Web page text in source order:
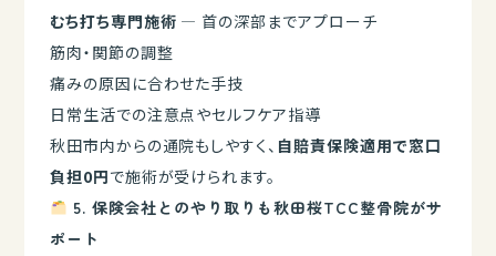
むち打ち専門施術 — 首の深部までアプローチ
筋肉・関節の調整
痛みの原因に合わせた手技
日常生活での注意点やセルフケア指導
秋田市内からの通院もしやすく、 自賠責保険適用で窓口
負担0円で施術が受けられます。
5. 保険会社とのやり取りも秋田桜TCC整骨院がサ
ポート